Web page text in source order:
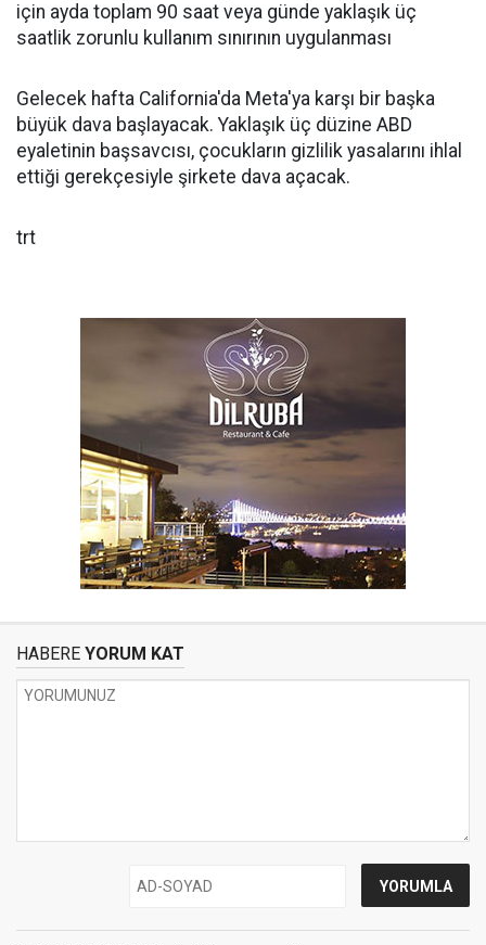
için ayda toplam 90 saat veya günde yaklaşık üç
saatlik zorunlu kullanım sınırının uygulanması
Gelecek hafta California'da Meta'ya karşı bir başka
büyük dava başlayacak. Yaklaşık üç düzine ABD
eyaletinin başsavcısı, çocukların gizlilik yasalarını ihlal
ettiği gerekçesiyle şirkete dava açacak.
trt
HABERE YORUM KAT